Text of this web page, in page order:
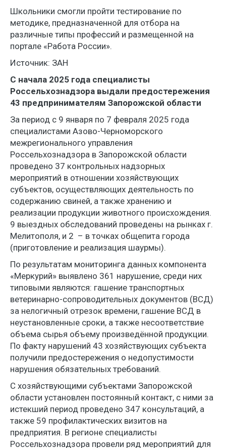
Школьники смогли пройти тестирование по
методике, предназначенной для отбора на
различные типы профессий и размещенной на
портале «Работа России».
Источник: ЗАН
С начала 2025 года специалисты
Россельхознадзора выдали предостережения
43 предпринимателям Запорожской области
За период с 9 января по 7 февраля 2025 года
специалистами Азово-Черноморского
межрегионального управления
Россельхознадзора в Запорожской области
проведено 37 контрольных надзорных
мероприятий в отношении хозяйствующих
субъектов, осуществляющих деятельность по
содержанию свиней, а также хранению и
реализации продукции животного происхождения.
9 выездных обследований проведены на рынках г.
Мелитополя, и 2 – в точках общепита города
(приготовление и реализация шаурмы).
По результатам мониторинга данных компонента
«Меркурий» выявлено 361 нарушение, среди них
типовыми являются: гашение транспортных
ветеринарно-сопроводительных документов (ВСД)
за нелогичный отрезок времени, гашение ВСД в
неустановленные сроки, а также несоответствие
объема сырья объему произведённой продукции.
По факту нарушений 43 хозяйствующих субъекта
получили предостережения о недопустимости
нарушения обязательных требований.
С хозяйствующими субъектами Запорожской
области установлен постоянный контакт, с ними за
истекший период проведено 347 консультаций, а
также 59 профилактических визитов на
предприятия. В регионе специалисты
Россельхознадзора провели ряд мероприятий для